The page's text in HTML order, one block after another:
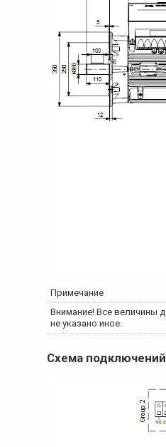
Примечание
Внимание! Все величины
не указано иное.
Схема подключений